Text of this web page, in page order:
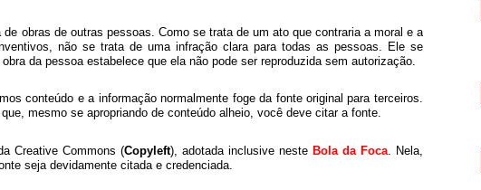
obras de outras pessoas. Como se trata de um ato que contraria a moral e a
não se trata de uma infração clara para todas as pessoas. Ele se
da pessoa estabelece que ela não pode ser reproduzida sem autorização.
conteúdo e a informação normalmente foge da fonte original para terceiros.
mesmo se apropriando de conteúdo alheio, você deve citar a fonte.
Creative Commons (Copyleft), adotada inclusive neste Bola da Foca. Nela,
seja devidamente citada e credenciada.